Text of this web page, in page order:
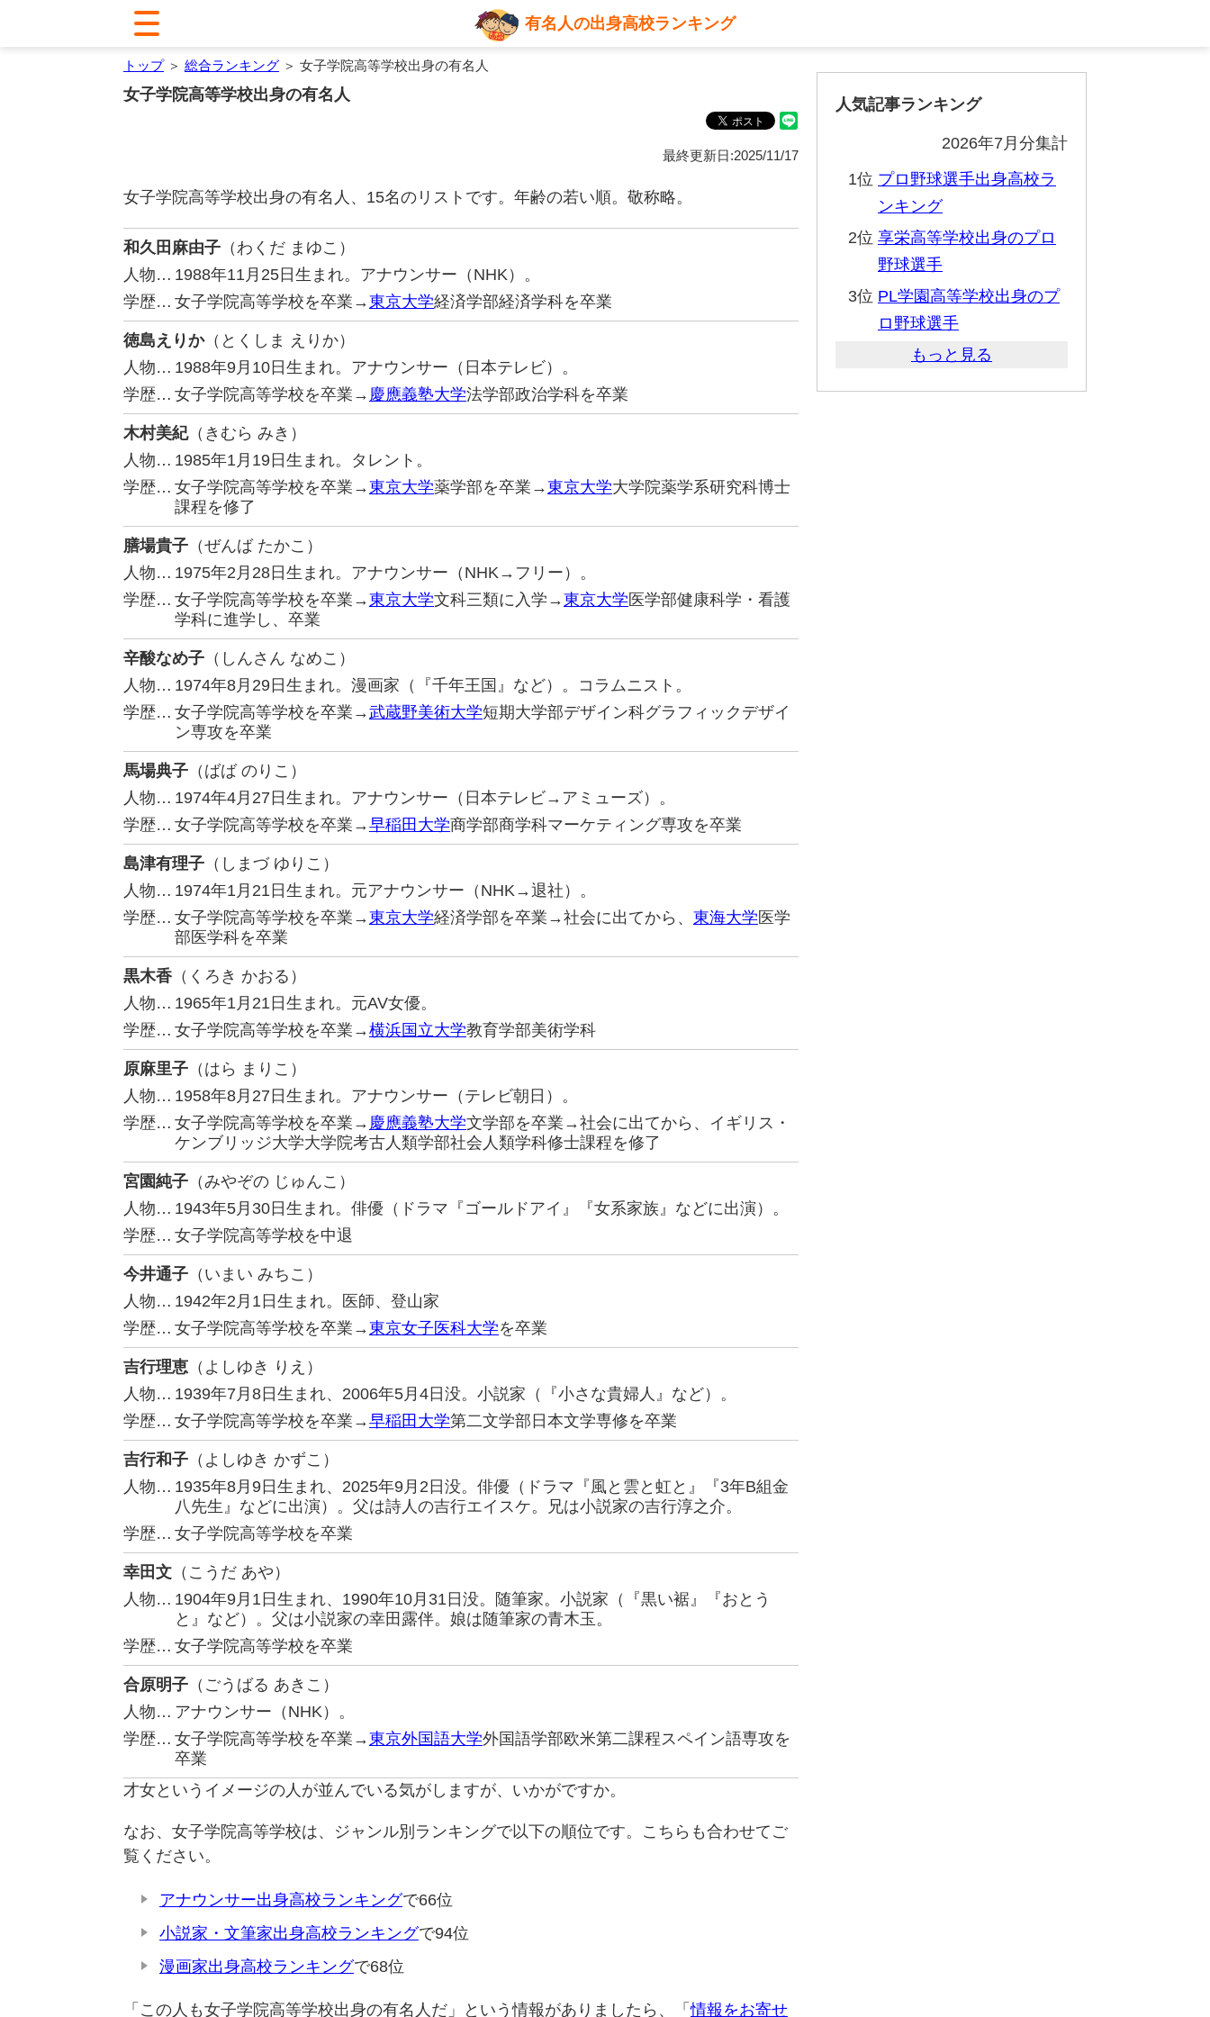
有名人の出身高校ランキング
トップ＞ 総合ランキング ＞ 女子学院高等学校出身の有名人
女子学院高等学校出身の有名人
最終更新日:2025/11/17
女子学院高等学校出身の有名人、15名のリストです。年齢の若い順。敬称略。
和久田麻由子 （わくだ まゆこ）
人物… 1988年11月25日生まれ。アナウンサー（NHK）。
学歴… 女子学院高等学校を卒業→東京大学経済学部経済学科を卒業
徳島えりか（とくしま えりか）
人物… 1988年9月10日生まれ。アナウンサー（日本テレビ）。
学歴… 女子学院高等学校を卒業→ 慶應義塾大学法学部政治学科を卒業
木村美紀（きむら みき）
人物… 1985年1月19日生まれ。タレント。
学歴… 女子学院高等学校を卒業→東京大学薬学部を卒業→東京大学大学院薬学系研究科博士
課程を修了
膳場貴子 （ぜんば たかこ）
人物… 1975年2月28日生まれ。アナウンサー（NHK→フリー）。
学歴… 女子学院高等学校を卒業→東京大学文科三類に入学→東京大学 医学部健康科学・看護
学科に進学し、卒業
辛酸なめ子 （しんさん なめこ）
人物… 1974年8月29日生まれ。漫画家（『千年王国』など）。コラムニスト。
学歴… 女子学院高等学校を卒業→武蔵野美術大学短期大学部デザイン科グラフィックデザイ
ン専攻を卒業
馬場典子 （ばば のりこ）
人物… 1974年4月27日生まれ。アナウンサー（日本テレビ→アミューズ）。
学歴… 女子学院高等学校を卒業→早稲田大学商学部商学科マーケティング専攻を卒業
島津有理子 （しまづ ゆりこ）
人物… 1974年1月21日生まれ。元アナウンサー（NHK→退社）。
学歴… 女子学院高等学校を卒業→東京大学経済学部を卒業→社会に出てから、 東海大学 医学
部医学科を卒業
黒木香 （くろき かおる）
人物… 1965年1月21日生まれ。元AV女優。
学歴… 女子学院高等学校を卒業→横浜国立大学教育学部美術学科
原麻里子 （はら まりこ）
人物… 1958年8月27日生まれ。アナウンサー（テレビ朝日）。
学歴… 女子学院高等学校を卒業→ 慶應義塾大学文学部を卒業→社会に出てから、イギリス・
ケンブリッジ大学大学院考古人類学部社会人類学科修士課程を修了
宮園純子 （みやぞの じゅんこ）
人物… 1943年5月30日生まれ。俳優（ドラマ『ゴールドアイ』『女系家族』などに出演）。
学歴… 女子学院高等学校を中退
今井通子 （いまい みちこ）
人物… 1942年2月1日生まれ。医師、登山家
学歴… 女子学院高等学校を卒業→東京女子医科大学を卒業
吉行理恵 （よしゆき りえ）
人物… 1939年7月8日生まれ、2006年5月4日没。小説家（『小さな貴婦人』など）。
学歴… 女子学院高等学校を卒業→早稲田大学第二文学部日本文学専修を卒業
吉行和子 （よしゆき かずこ）
人物… 1935年8月9日生まれ、2025年9月2日没。俳優（ドラマ『風と雲と虹と』『3年B組金
八先生』などに出演）。父は詩人の吉行エイスケ。兄は小説家の吉行淳之介。
学歴… 女子学院高等学校を卒業
幸田文 （こうだ あや）
人物… 1904年9月1日生まれ、1990年10月31日没。随筆家。小説家（『黒い裾』『おとう
と』など）。父は小説家の幸田露伴。娘は随筆家の青木玉。
学歴… 女子学院高等学校を卒業
合原明子 （ごうばる あきこ）
人物… アナウンサー（NHK）。
学歴… 女子学院高等学校を卒業→東京外国語大学外国語学部欧米第二課程スペイン語専攻を
卒業
才女というイメージの人が並んでいる気がしますが、いかがですか。
なお、女子学院高等学校は、ジャンル別ランキングで以下の順位です。こちらも合わせてご
覧ください。
アナウンサー出身高校ランキングで66位
小説家・文筆家出身高校ランキングで94位
漫画家出身高校ランキングで68位
「この人も女子学院高等学校出身の有名人だ」という情報がありましたら、「情報をお寄せ
人気記事ランキング
2026年7月分集計
1位 プロ野球選手出身高校ラ
ンキング
2位 享栄高等学校出身のプロ
野球選手
3位 PL学園高等学校出身のプ
ロ野球選手
もっと見る